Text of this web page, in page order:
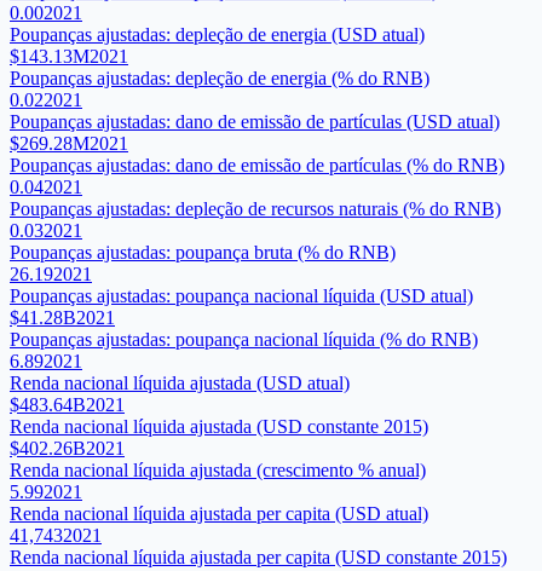
0.002021
Poupanças ajustadas: depleção de energia (USD atual)
$143.13M2021
Poupanças ajustadas: depleção de energia (% do RNB)
0.022021
Poupanças ajustadas: dano de emissão de partículas (USD atual)
$269.28M2021
Poupanças ajustadas: dano de emissão de partículas (% do RNB)
0.042021
Poupanças ajustadas: depleção de recursos naturais (% do RNB)
0.032021
Poupanças ajustadas: poupança bruta (% do RNB)
26.192021
Poupanças ajustadas: poupança nacional líquida (USD atual)
$41.28B2021
Poupanças ajustadas: poupança nacional líquida (% do RNB)
6.892021
Renda nacional líquida ajustada (USD atual)
$483.64B2021
Renda nacional líquida ajustada (USD constante 2015)
$402.26B2021
Renda nacional líquida ajustada (crescimento % anual)
5.992021
Renda nacional líquida ajustada per capita (USD atual)
41,7432021
Renda nacional líquida ajustada per capita (USD constante 2015)